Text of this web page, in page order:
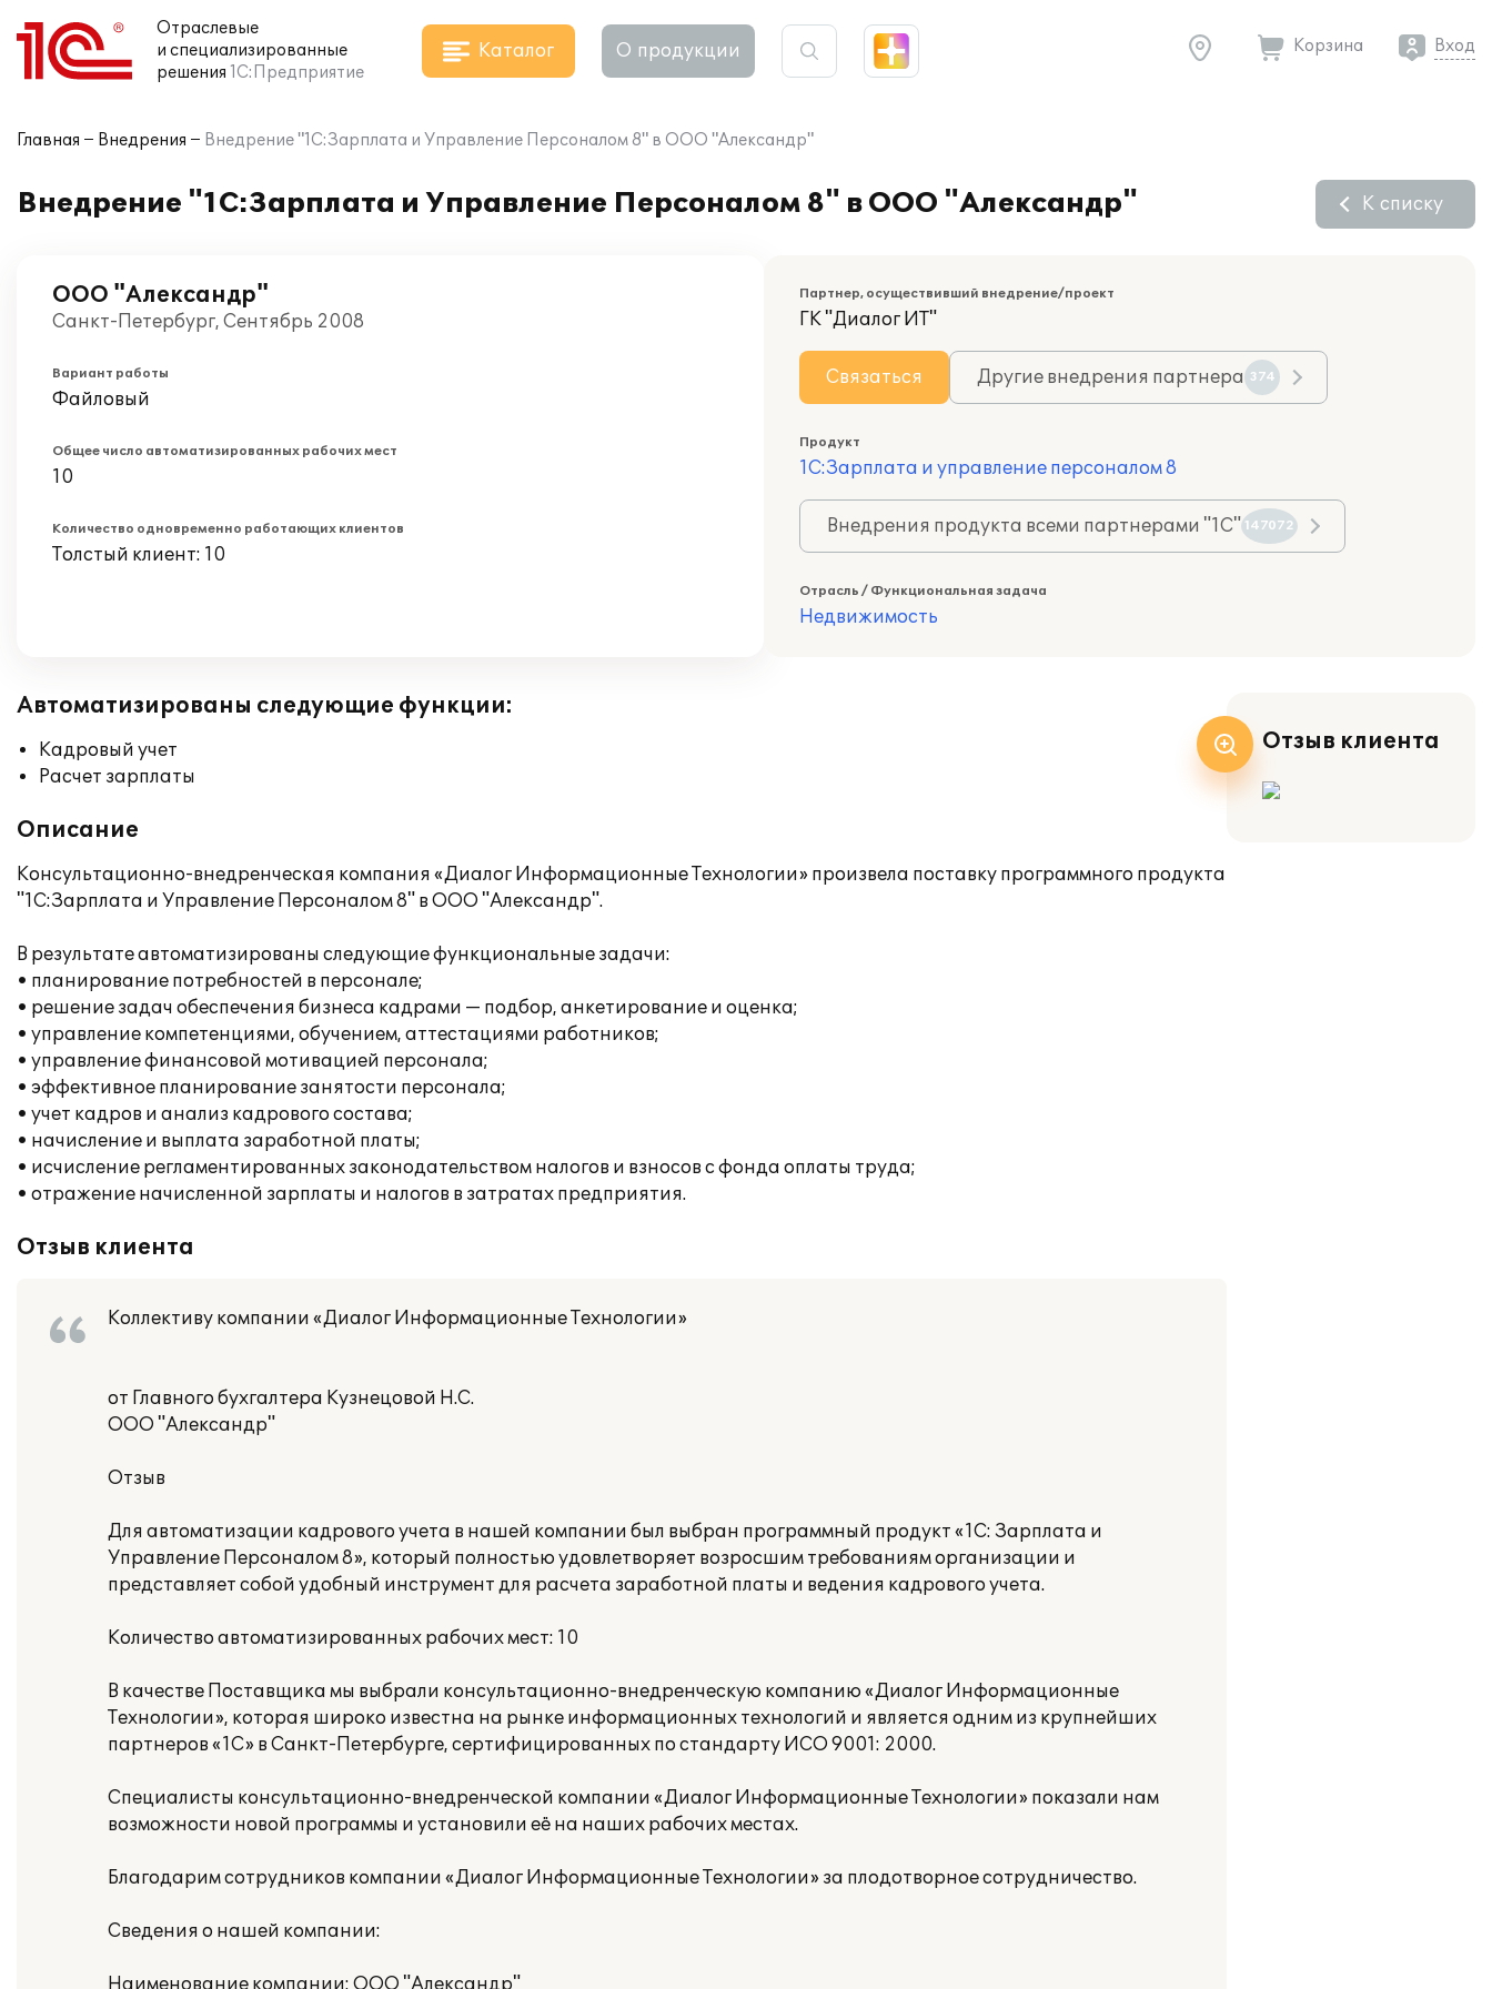
Отраслевые
и специализированные
решения 1С:Предприятие
Каталог О продукции Корзина Вход
Главная Внедрения Внедрение "1С:Зарплата и Управление Персоналом 8" в ООО "Александр"
Внедрение "1С:Зарплата и Управление Персоналом 8" в ООО "Александр" К списку
ООО "Александр"
Санкт-Петербург, Сентябрь 2008
Вариант работы
Файловый
Общее число автоматизированных рабочих мест
10
Количество одновременно работающих клиентов
Толстый клиент: 10
Партнер, осуществивший внедрение/проект
ГК "Диалог ИТ"
Связаться Другие внедрения партнера 374
Продукт
1С:Зарплата и управление персоналом 8
Внедрения продукта всеми партнерами "1С" 147072
Отрасль / Функциональная задача
Недвижимость
Автоматизированы следующие функции:
Кадровый учет
Расчет зарплаты
Описание
Консультационно-внедренческая компания «Диалог Информационные Технологии» произвела поставку программного продукта
"1С:Зарплата и Управление Персоналом 8" в ООО "Александр".
В результате автоматизированы следующие функциональные задачи:
• планирование потребностей в персонале;
• решение задач обеспечения бизнеса кадрами — подбор, анкетирование и оценка;
• управление компетенциями, обучением, аттестациями работников;
• управление финансовой мотивацией персонала;
• эффективное планирование занятости персонала;
• учет кадров и анализ кадрового состава;
• начисление и выплата заработной платы;
• исчисление регламентированных законодательством налогов и взносов с фонда оплаты труда;
• отражение начисленной зарплаты и налогов в затратах предприятия.
Отзыв клиента
Коллективу компании «Диалог Информационные Технологии»
от Главного бухгалтера Кузнецовой Н.С.
ООО "Александр"
Отзыв
Для автоматизации кадрового учета в нашей компании был выбран программный продукт «1С: Зарплата и
Управление Персоналом 8», который полностью удовлетворяет возросшим требованиям организации и
представляет собой удобный инструмент для расчета заработной платы и ведения кадрового учета.
Количество автоматизированных рабочих мест: 10
В качестве Поставщика мы выбрали консультационно-внедренческую компанию «Диалог Информационные
Технологии», которая широко известна на рынке информационных технологий и является одним из крупнейших
партнеров «1С» в Санкт-Петербурге, сертифицированных по стандарту ИСО 9001: 2000.
Специалисты консультационно-внедренческой компании «Диалог Информационные Технологии» показали нам
возможности новой программы и установили её на наших рабочих местах.
Благодарим сотрудников компании «Диалог Информационные Технологии» за плодотворное сотрудничество.
Сведения о нашей компании:
Наименование компании: ООО "Александр"
Отзыв клиента